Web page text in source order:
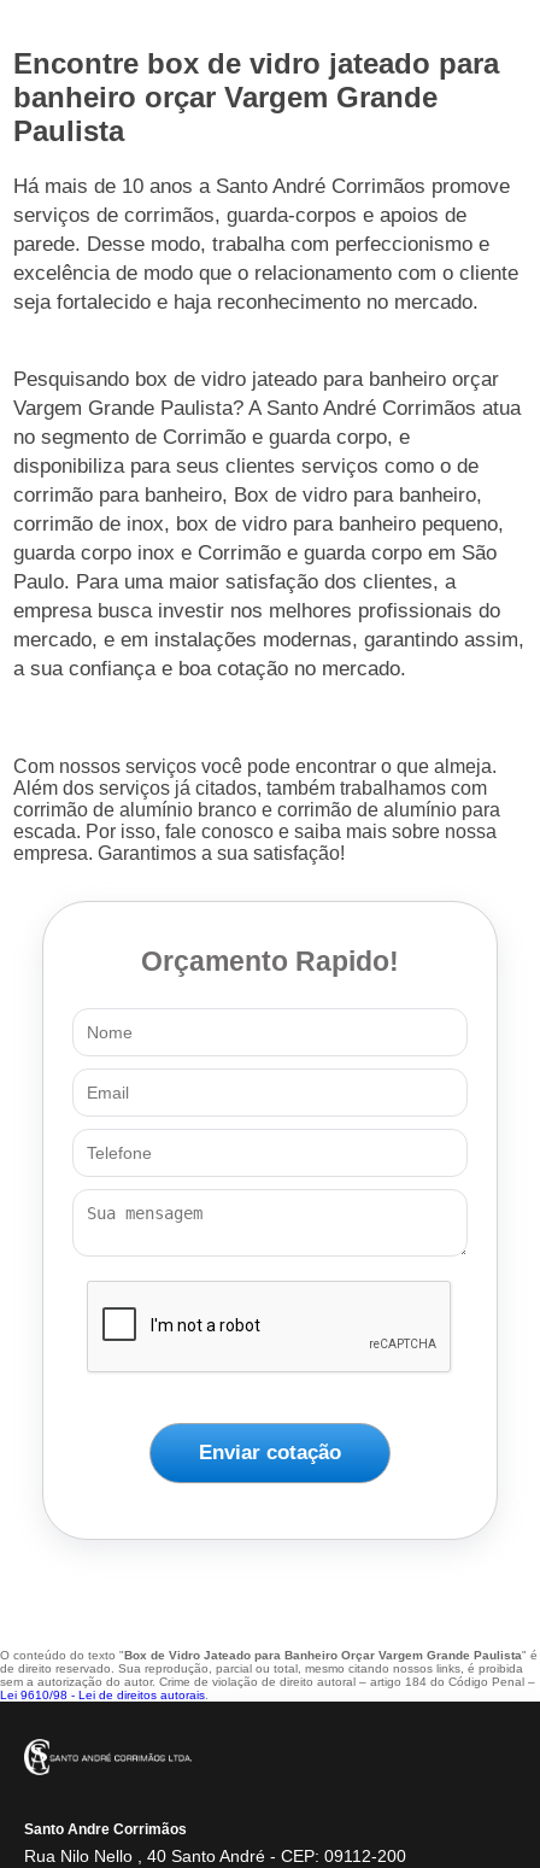
Encontre box de vidro jateado para
banheiro orçar Vargem Grande
Paulista
Há mais de 10 anos a Santo André Corrimãos promove
serviços de corrimãos, guarda-corpos e apoios de
parede. Desse modo, trabalha com perfeccionismo e
excelência de modo que o relacionamento com o cliente
seja fortalecido e haja reconhecimento no mercado.
Pesquisando box de vidro jateado para banheiro orçar
Vargem Grande Paulista? A Santo André Corrimãos atua
no segmento de Corrimão e guarda corpo, e
disponibiliza para seus clientes serviços como o de
corrimão para banheiro, Box de vidro para banheiro,
corrimão de inox, box de vidro para banheiro pequeno,
guarda corpo inox e Corrimão e guarda corpo em São
Paulo. Para uma maior satisfação dos clientes, a
empresa busca investir nos melhores profissionais do
mercado, e em instalações modernas, garantindo assim,
a sua confiança e boa cotação no mercado.
Com nossos serviços você pode encontrar o que almeja.
Além dos serviços já citados, também trabalhamos com
corrimão de alumínio branco e corrimão de alumínio para
escada. Por isso, fale conosco e saiba mais sobre nossa
empresa. Garantimos a sua satisfação!
Orçamento Rapido!
Enviar cotação
O conteúdo do texto "Box de Vidro Jateado para Banheiro Orçar Vargem Grande Paulista" é
de direito reservado. Sua reprodução, parcial ou total, mesmo citando nossos links, é proibida
sem a autorização do autor. Crime de violação de direito autoral – artigo 184 do Código Penal –
Lei 9610/98 - Lei de direitos autorais
Santo Andre Corrimãos
Rua Nilo Nello , 40 Santo André - CEP: 09112-200